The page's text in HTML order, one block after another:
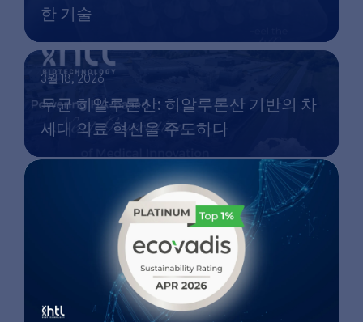
한 기술
3월 18, 2026
무균 히알루론산: 히알루론산 기반의 차
세대 의료 혁신을 주도하다
ISO 13485 인증 갱신: 품질 우수성의 기
11월 12, 2025